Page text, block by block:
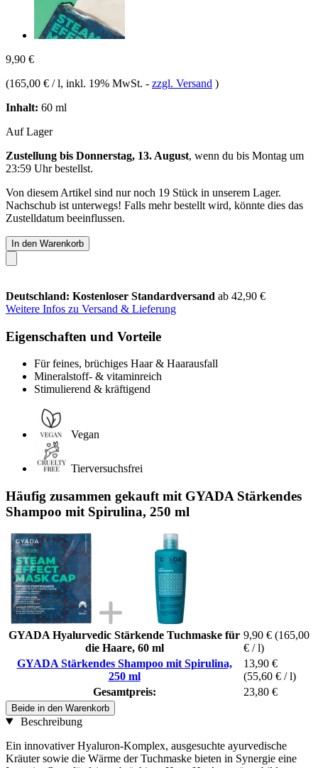
9,90 €
(165,00 € / l, inkl. 19% MwSt. - zzgl. Versand )
Inhalt: 60 ml
Auf Lager
Zustellung bis Donnerstag, 13. August, wenn du bis Montag um
23:59 Uhrbestellst.
Von diesem Artikel sind nur noch 19 Stück in unserem Lager.
Nachschub ist unterwegs! Falls mehr bestellt wird, könnte dies das
Zustelldatum beeinflussen.
In den Warenkorb
Deutschland: Kostenloser Standardversand ab 42,90 €
Weitere Infos zu Versand & Lieferung
Eigenschaften und Vorteile
Für feines, brüchiges Haar & Haarausfall
Mineralstoff- & vitaminreich
Stimulierend & kräftigend
Vegan
Tierversuchsfrei
Häufig zusammen gekauft mit GYADA Stärkendes
Shampoo mit Spirulina, 250 ml
GYADA Hyalurvedic Stärkende Tuchmaske für
die Haare, 60 ml
9,90 € (165,00
€ / l)
GYADA Stärkendes Shampoo mit Spirulina,
250 ml
13,90 €
(55,60 € / l)
Gesamtpreis:
23,80 €
Beide in den Warenkorb
Beschreibung
Ein innovativer Hyaluron-Komplex, ausgesuchte ayurvedische
Kräuter sowie die Wärme der Tuchmaske bieten in Synergie eine